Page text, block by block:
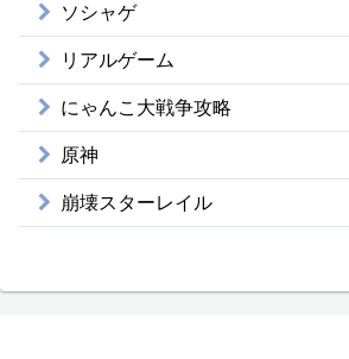
ソシャゲ
リアルゲーム
にゃんこ大戦争攻略
原神
崩壊スターレイル